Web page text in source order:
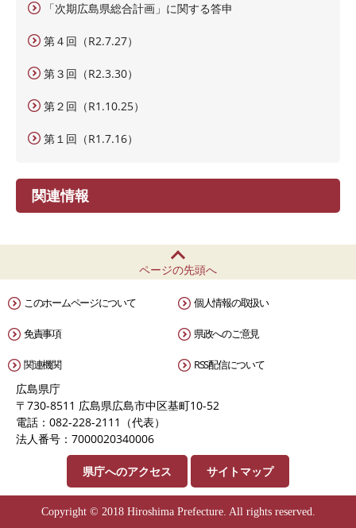
「次期広島県総合計画」に関する答申
第４回（R2.7.27）
第３回（R2.3.30）
第２回（R1.10.25）
第１回（R1.7.16）
関連情報
ページの先頭へ
このホームページについて 個人情報の取扱い
免責事項 県政へのご意見
関連機関 RSS配信について
広島県庁
〒730-8511 広島県広島市中区基町10-52
電話：082-228-2111（代表）
法人番号：7000020340006
県庁へのアクセス サイトマップ
Copyright © 2018 Hiroshima Prefecture. All rights reserved.